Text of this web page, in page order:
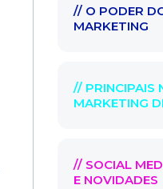
// O PODER
MARKETING
// PRINCIPAIS
MARKETING
// SOCIAL
E NOVIDADES